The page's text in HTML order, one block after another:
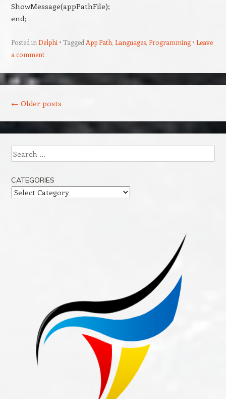
ShowMessage(appPathFile);
end;
Posted inDelphi TaggedApp Path, Languages, Programming
Leave
a comment
← Older posts
Search
CATEGORIES
Categories